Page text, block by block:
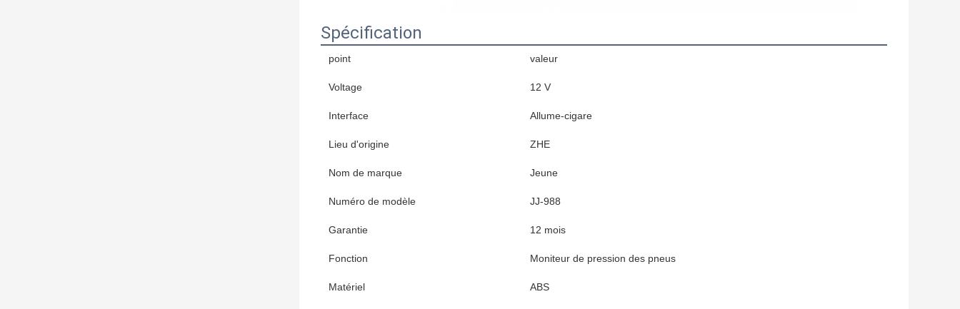
Spécification
point valeur
Voltage 12 V
Interface Allume-cigare
Lieu d'origine ZHE
Nom de marque Jeune
Numéro de modèle JJ-988
Garantie 12 mois
Fonction Moniteur de pression des pneus
Matériel ABS